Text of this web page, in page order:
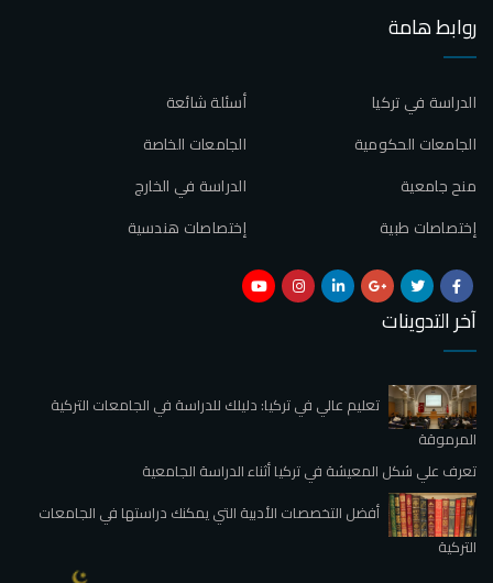
روابط هامة
أسئلة شائعة
الدراسة في تركيا
الجامعات الخاصة
الجامعات الحكومية
الدراسة في الخارج
منح جامعية
إختصاصات هندسية
إختصاصات طبية
آخر التدوينات
تعليم عالي في تركيا: دليلك للدراسة في الجامعات التركية
المرموقة
تعرف علي شكل المعيشة في تركيا أثناء الدراسة الجامعية
أفضل التخصصات الأدبية التي يمكنك دراستها في الجامعات
التركية